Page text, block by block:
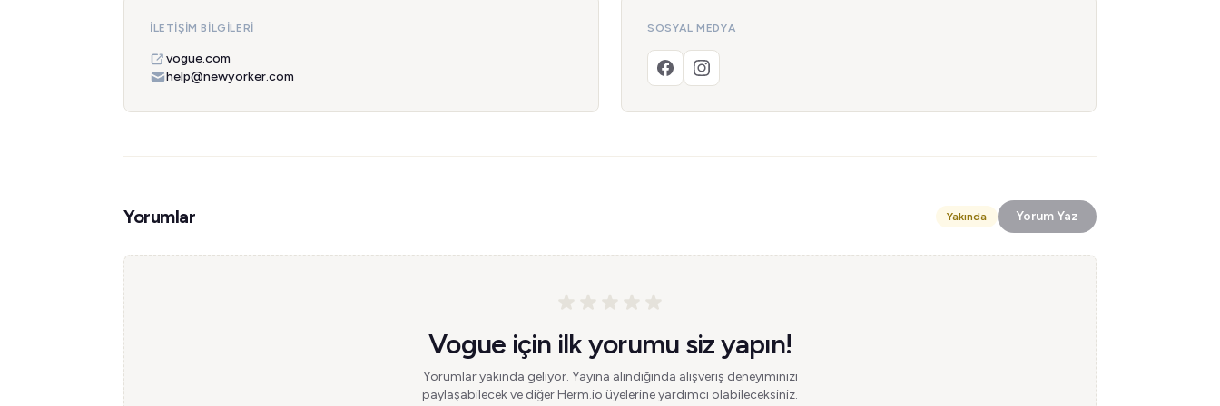
İLETIŞIM BILGILERI
vogue.com
help@newyorker.com
SOSYAL MEDYA
Yorumlar Yakında Yorum Yaz
Vogue için ilk yorumu siz yapın!
Yorumlar yakında geliyor. Yayına alındığında alışveriş deneyiminizi
paylaşabilecek ve diğer Herm.io üyelerine yardımcı olabileceksiniz.